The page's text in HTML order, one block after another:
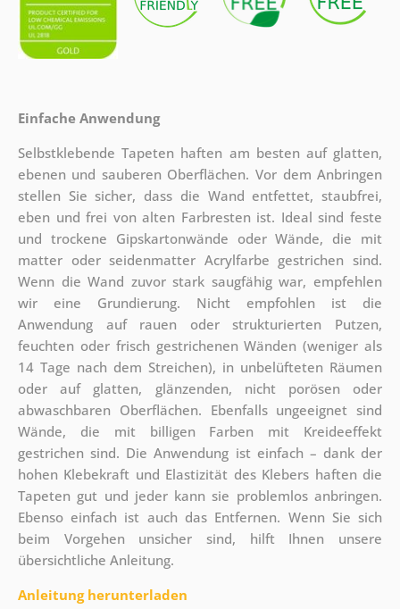
Einfache Anwendung
Selbstklebende Tapeten haften am besten auf glatten,
ebenen und sauberen Oberflächen. Vor dem Anbringen
stellen Sie sicher, dass die Wand entfettet, staubfrei,
eben und frei von alten Farbresten ist. Ideal sind feste
und trockene Gipskartonwände oder Wände, die mit
matter oder seidenmatter Acrylfarbe gestrichen sind.
Wenn die Wand zuvor stark saugfähig war, empfehlen
wir eine Grundierung. Nicht empfohlen ist die
Anwendung auf rauen oder strukturierten Putzen,
feuchten oder frisch gestrichenen Wänden (weniger als
14 Tage nach dem Streichen), in unbelüfteten Räumen
oder auf glatten, glänzenden, nicht porösen oder
abwaschbaren Oberflächen. Ebenfalls ungeeignet sind
Wände, die mit billigen Farben mit Kreideeffekt
gestrichen sind. Die Anwendung ist einfach – dank der
hohen Klebekraft und Elastizität des Klebers haften die
Tapeten gut und jeder kann sie problemlos anbringen.
Ebenso einfach ist auch das Entfernen. Wenn Sie sich
beim Vorgehen unsicher sind, hilft Ihnen unsere
übersichtliche Anleitung.
Anleitung herunterladen